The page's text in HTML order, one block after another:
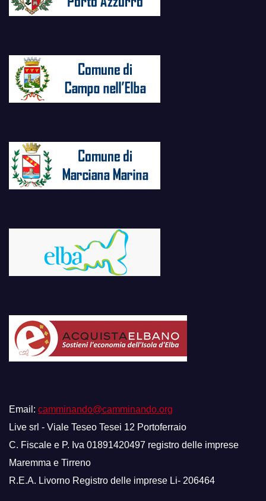
Email: camminando@camminando.org
Live srl - Viale Teseo Tesei 12 Portoferraio
C. Fiscale e P. Iva 01891420497 registro delle imprese
Maremma e Tirreno
R.E.A. Livorno Registro delle imprese Li- 206464